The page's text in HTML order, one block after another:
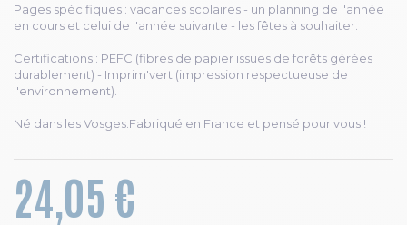
Pages spécifiques : vacances scolaires - un planning de l'année
en cours et celui de l'année suivante - les fêtes à souhaiter.
Certifications : PEFC (fibres de papier issues de forêts gérées
durablement) - Imprim'vert (impression respectueuse de
l'environnement).
Né dans les Vosges.Fabriqué en France et pensé pour vous !
24,05 €